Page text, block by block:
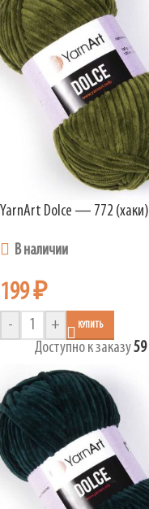
YarnArt Dolce — 772 (хаки)
В наличии
199₽
- + КУПИТЬ
Доступно к заказу59